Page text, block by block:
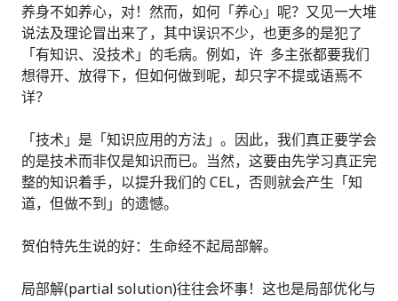
养身不如养心，对！然而，如何「养心」呢？又见一大堆
说法及理论冒出来了，其中误识不少，也更多的是犯了
「有知识、没技术」的毛病。例如，许 多主张都要我们
想得开、放得下，但如何做到呢，却只字不提或语焉不
详？
「技术」是「知识应用的方法」。因此，我们真正要学会
的是技术而非仅是知识而已。当然，这要由先学习真正完
整的知识着手，以提升我们的 CEL，否则就会产生「知
道，但做不到」的遗憾。
贺伯特先生说的好：生命经不起局部解。
局部解(partial solution)往往会坏事！这也是局部优化与